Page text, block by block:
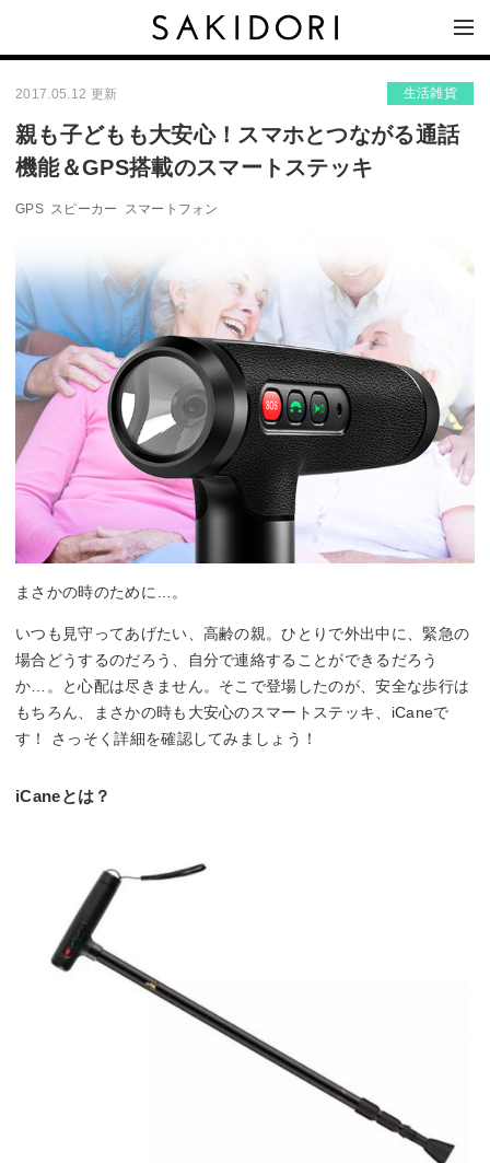
2017.05.12 更新 生活雑貨
親も子どもも大安心！スマホとつながる通話
機能＆GPS搭載のスマートステッキ
GPS スピーカー スマートフォン
まさかの時のために…。
いつも見守ってあげたい、高齢の親。ひとりで外出中に、緊急の
場合どうするのだろう、自分で連絡することができるだろう
か…。と心配は尽きません。そこで登場したのが、安全な歩行は
もちろん、まさかの時も大安心のスマートステッキ、iCaneで
す！ さっそく詳細を確認してみましょう！
iCaneとは？